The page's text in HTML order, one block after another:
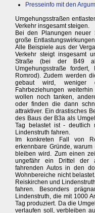
Presseinfo mit den
Umgehungsstraßen
Verkehr insgesamt steigen.
Bei den Planungen neuer
große
Alle Beispiele aus der
Verkehr steigt insgesamt
Straße (bei der B49
Umgehungsstraße
Romrod). Zudem werden
gebaut wird, weniger
Fahrbeziehungen
wollen noch tanken,
oder finden die dann
attraktiver. Ein drastisches
des Baus der B3a als
Tag belastet ist - deutlich
Lindenstruth fahren.
Im konkreten Fall von
erkennbare Gründe,
bleiben wird. Zum einen
ungefähr ein Drittel der
fahrenden Autos in den
Wohnbereiche nicht
Reiskirchen und
fahren. Besonders
Lindenstruth, die mit 1000
Tag produziert. Da die
verlaufen soll, verbleiben